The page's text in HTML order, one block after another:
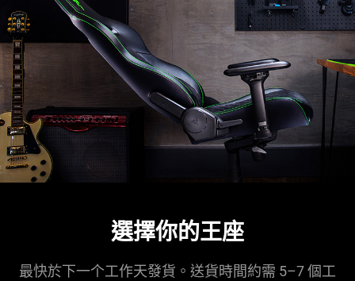
選擇你的王座
最快於下一个工作天發貨。送貨時間約需 5–7 個工